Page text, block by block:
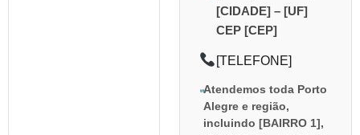
[CIDADE] – [UF]
CEP [CEP]
[TELEFONE]
Atendemos toda Porto
Alegre e região,
incluindo [BAIRRO 1],